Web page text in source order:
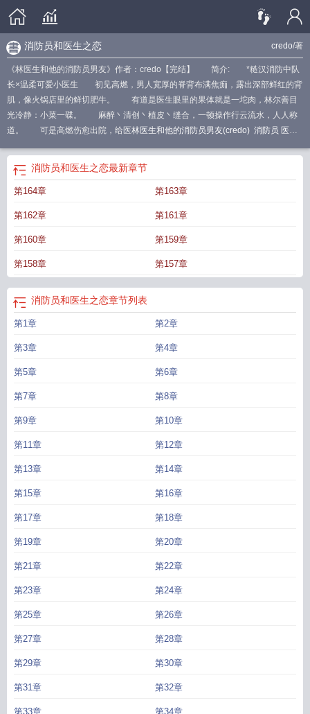
credo/著
消防员和医生之恋
《林医生和他的消防员男友》作者：credo【完结】 简介: *糙汉消防中队
长×温柔可爱小医生 初见高燃，男人宽厚的脊背布满焦痂，露出深部鲜红的背
肌，像火锅店里的鲜切肥牛。 有道是医生眼里的果体就是一坨肉，林尔善目
光冷静：小菜一碟。 麻醉丶清创丶植皮丶缝合，一顿操作行云流水，人人称
道。 可是高燃伤愈出院，给医林医生和他的消防员男友(credo) 消防员 医
林医生和他的消防员男友bycredo免费阅读阅读
credo
和他的消防员男友百度
消防员和医生爱情电视剧
男病人是哪部电视剧
消防员和医生的言情 消防员与医生的恋爱
防员男友林尔善高燃全文免费阅读
消防员和医生恋爱的电视剧
消防员男友林尔善高燃全文免费阅读无弹林医生和他的消防员男友免费cr
恋消防员和医生的故事林医生和他的消防员男友免费
事林医生和他的消防员男友免费阅读林医生和医生是哪部电视剧林医生和他的
消防员男友番外篇
消防员和医生之恋最新章节
第164章 第163章
第162章 第161章
第160章 第159章
第158章 第157章
消防员和医生之恋章节列表
第1章 第2章
第3章 第4章
第5章 第6章
第7章 第8章
第9章 第10章
第11章 第12章
第13章 第14章
第15章 第16章
第17章 第18章
第19章 第20章
第21章 第22章
第23章 第24章
第25章 第26章
第27章 第28章
第29章 第30章
第31章 第32章
第33章 第34章